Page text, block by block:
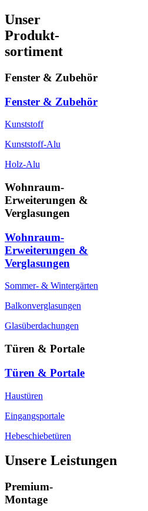
Unser
Produkt-
sortiment
Fenster & Zubehör
Fenster & Zubehör
Kunststoff
Kunststoff-Alu
Holz-Alu
Wohnraum-
Erweiterungen &
Verglasungen
Wohnraum-
Erweiterungen &
Verglasungen
Sommer- & Wintergärten
Balkonverglasungen
Glasüberdachungen
Türen & Portale
Türen & Portale
Haustüren
Eingangsportale
Hebeschiebetüren
Unsere Leistungen
Premium-
Montage